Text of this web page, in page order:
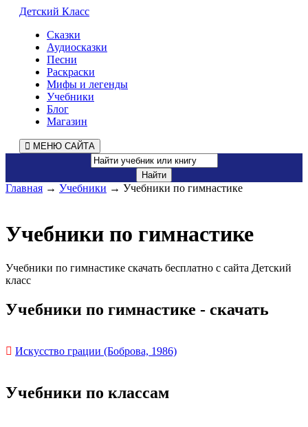
Детский Класс
Сказки
Аудиосказки
Песни
Раскраски
Мифы и легенды
Учебники
Блог
Магазин
МЕНЮ САЙТА
Главная → Учебники → Учебники по гимнастике
Учебники по гимнастике
Учебники по гимнастике скачать бесплатно с сайта Детский
класс
Учебники по гимнастике - скачать
Искусство грации (Боброва, 1986)
Учебники по классам